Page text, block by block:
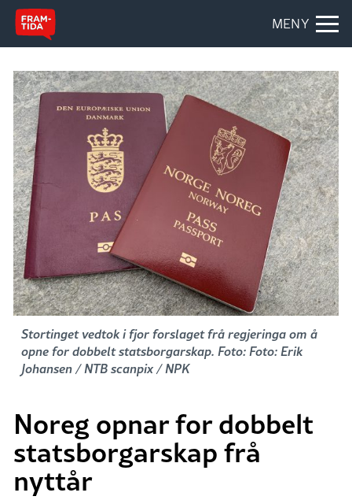
MENY
Stortinget vedtok i fjor forslaget frå regjeringa om å
opne for dobbelt statsborgarskap. Foto: Foto: Erik
Johansen / NTB scanpix / NPK
Noreg opnar for dobbelt
statsborgarskap frå
nyttår